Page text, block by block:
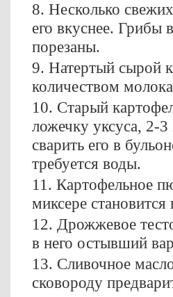
8. Несколько
его вкуснее. Грибы
порезаны.
9. Натертый сырой
количеством
10. Старый
ложечку уксуса, 2-
сварить его в
требуется воды.
11. Картофельное
миксере
12. Дрожжевое
в него остывший
13. Сливочное
сковороду